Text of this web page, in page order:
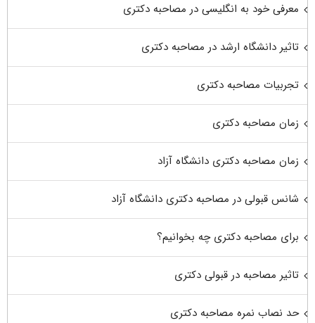
معرفی خود به انگلیسی در مصاحبه دکتری
تاثیر دانشگاه ارشد در مصاحبه دکتری
تجربیات مصاحبه دکتری
زمان مصاحبه دکتری
زمان مصاحبه دکتری دانشگاه آزاد
شانس قبولی در مصاحبه دکتری دانشگاه آزاد
برای مصاحبه دکتری چه بخوانیم؟
تاثیر مصاحبه در قبولی دکتری
حد نصاب نمره مصاحبه دکتری